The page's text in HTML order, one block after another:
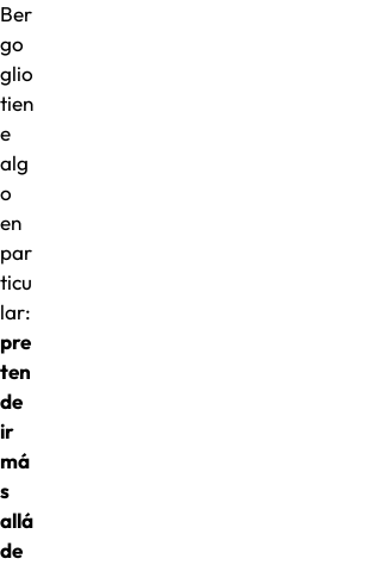
Ber
go
glio
tien
e
alg
o
en
par
ticu
lar:
pre
ten
de
ir
má
s
allá
de